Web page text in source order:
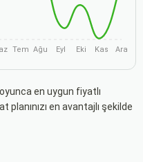
Tem Ağu Eyl Eki Kas Ara
en uygun fiyatlı
en avantajlı şekilde